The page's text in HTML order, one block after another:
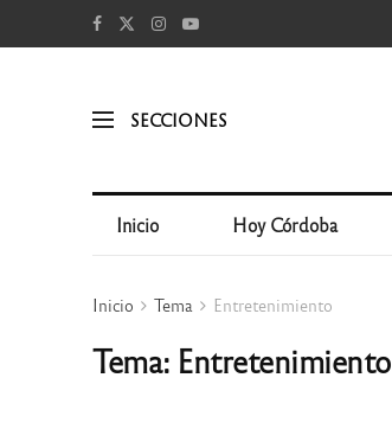
SECCIONES
Inicio Hoy Córdoba
Inicio Tema Entretenimiento
Tema: Entretenimiento